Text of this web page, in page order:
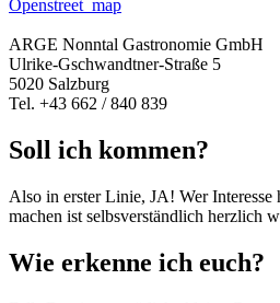
Openstreet_map
ARGE Nonntal Gastronomie GmbH
Ulrike-Gschwandtner-Straße 5
5020 Salzburg
Tel. +43 662 / 840 839
Soll ich kommen?
Also in erster Linie, JA! Wer
machen ist selbsverständlich herzlich
Wie erkenne ich euch?